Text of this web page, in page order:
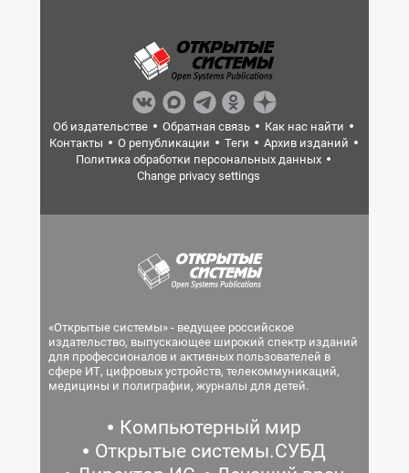
Об издательстве Обратная связь
Как нас найти
Контакты
О републикации Теги
Архив изданий
Политика обработки персональных данных
Change privacy settings
«Открытые системы» - ведущее российское
издательство, выпускающее широкий спектр изданий
для профессионалов и активных пользователей в
сфере ИТ, цифровых устройств, телекоммуникаций,
медицины и полиграфии, журналы для детей.
Компьютерный мир
Открытые системы.СУБД